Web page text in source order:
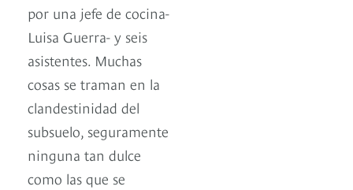
por una jefe de cocina-
Luisa Guerra- y seis
asistentes. Muchas
cosas se traman en la
clandestinidad del
subsuelo, seguramente
ninguna tan dulce
como las que se